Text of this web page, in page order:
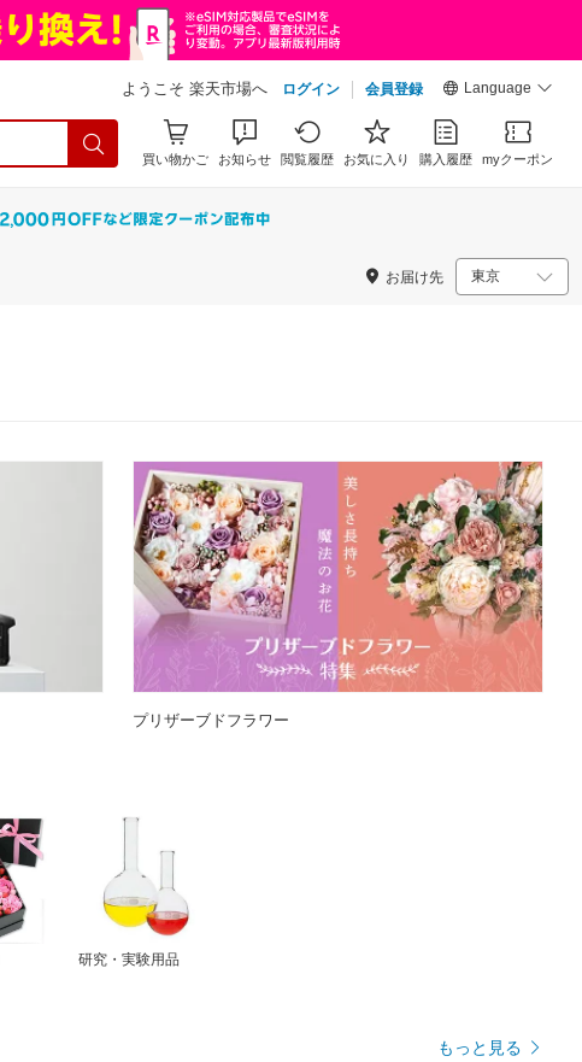
ようこそ 楽天市場へ ログイン 会員登録 Language
買い物かご お知らせ 閲覧履歴 お気に入り 購入履歴 myクーポン
お届け先
プリザーブドフラワー
研究・実験用品
もっと見る